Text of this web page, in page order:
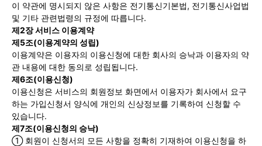
이 약관에 명시되지 않은 사항은 전기통신기본법, 전기통신사업법
및 기타 관련법령의 규정에 따릅니다.
제2장 서비스 이용계약
제5조(이용계약의 성립)
이용계약은 이용자의 이용신청에 대한 회사의 승낙과 이용자의 약
관 내용에 대한 동의로 성립됩니다.
제6조(이용신청)
이용신청은 서비스의 회원정보 화면에서 이용자가 회사에서 요구
하는 가입신청서 양식에 개인의 신상정보를 기록하여 신청할 수
있습니다.
제7조(이용신청의 승낙)
① 회원이 신청서의 모든 사항을 정확히 기재하여 이용신청을 하